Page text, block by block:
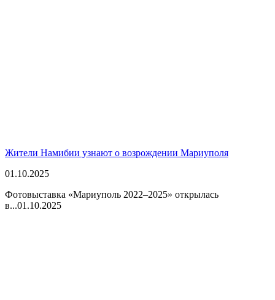
Жители Намибии узнают о возрождении Мариуполя
01.10.2025
Фотовыставка «Мариуполь 2022–2025» открылась
в...01.10.2025